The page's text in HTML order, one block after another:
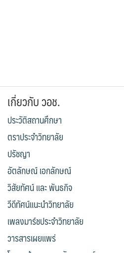
เกี่ยวกับ วอช.
ประวัติสถานศึกษา
ตราประจำวิทยาลัย
ปรัชญา
อัตลักษณ์ เอกลักษณ์
วิสัยทัศน์ และ พันธกิจ
วีดีทัศน์แนะนำวิทยาลัย
เพลงมาร์ชประจำวิทยาลัย
วารสารเผยแพร่